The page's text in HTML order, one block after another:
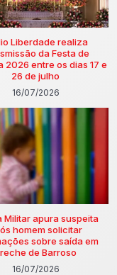
Liberdade realiza
da Festa de
2026 entre os dias 17 e
26 de julho
16/07/2026
Militar apura suspeita
homem solicitar
sobre saída em
de Barroso
16/07/2026